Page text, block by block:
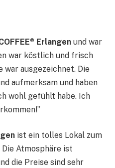
Erlangen und war
war köstlich und frisch
ausgezeichnet. Die
aufmerksam und haben
wohl gefühlt habe. Ich
ist ein tolles Lokal zum
Die Atmosphäre ist
die Preise sind sehr